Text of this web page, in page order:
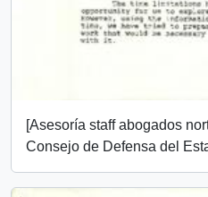
[Asesoría staff abogados
Consejo de Defensa del